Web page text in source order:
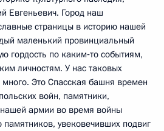
Евгеньевич. Город наш
страницы в историю нашей
маленький провинциальный
гордость по каким‑то событиям,
личностям. У нас таковых
много. Это Спасская башня времен
войн, памятники,
армии во время войны
увековечивших подвиг